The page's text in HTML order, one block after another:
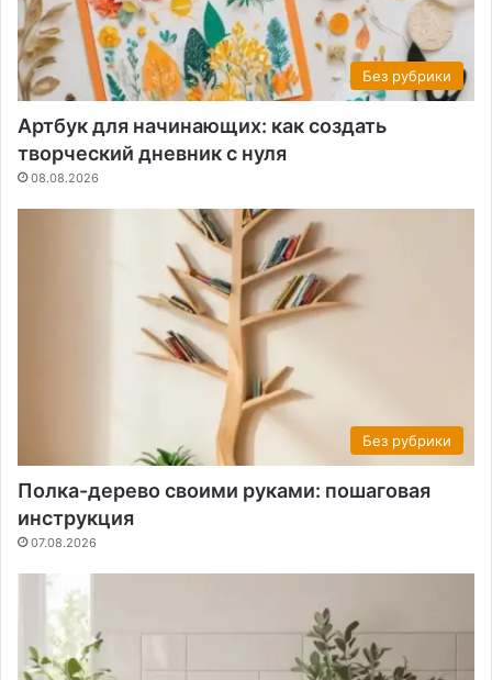
Без рубрики
Артбук для начинающих: как создать
творческий дневник с нуля
08.08.2026
Без рубрики
Полка-дерево своими руками: пошаговая
инструкция
07.08.2026